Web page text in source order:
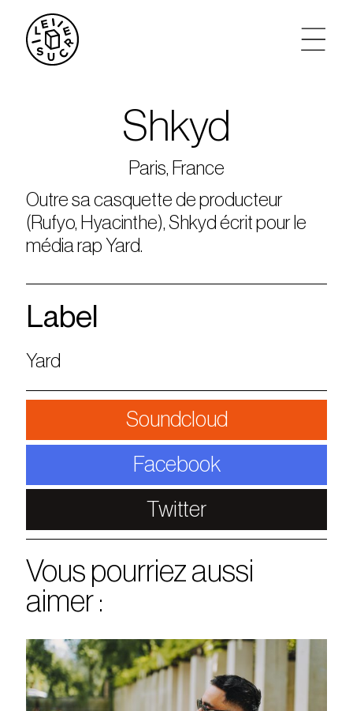
agenda
tickets
le sucre max
partenariats
Shkyd
Paris, France
Outre sa casquette de producteur
(Rufyo, Hyacinthe), Shkyd écrit pour le
média rap Yard.
Label
Yard
Soundcloud
Facebook
Twitter
Vous pourriez aussi
aimer :